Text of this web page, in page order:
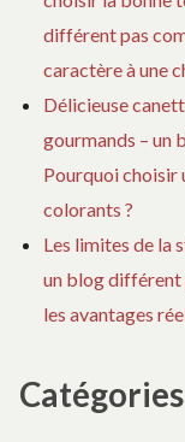
différent pas
caractère à une
Délicieuse
gourmands – un
Pourquoi choisir
colorants ?
Les limites de la
un blog différent
les avantages
Catégories